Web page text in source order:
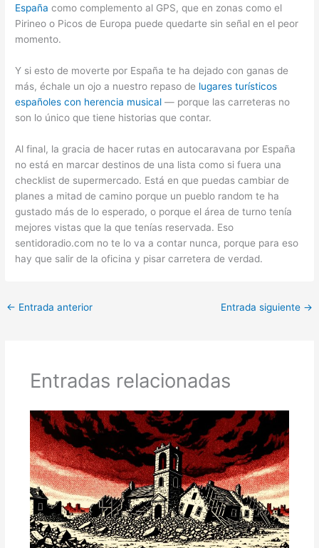
España como complemento al GPS, que en zonas como el
Pirineo o Picos de Europa puede quedarte sin señal en el peor
momento.
Y si esto de moverte por España te ha dejado con ganas de
más, échale un ojo a nuestro repaso de lugares turísticos
españoles con herencia musical — porque las carreteras no
son lo único que tiene historias que contar.
Al final, la gracia de hacer rutas en autocaravana por España
no está en marcar destinos de una lista como si fuera una
checklist de supermercado. Está en que puedas cambiar de
planes a mitad de camino porque un pueblo random te ha
gustado más de lo esperado, o porque el área de turno tenía
mejores vistas que la que tenías reservada. Eso
sentidoradio.com no te lo va a contar nunca, porque para eso
hay que salir de la oficina y pisar carretera de verdad.
← Entrada anterior Entrada siguiente →
Entradas relacionadas